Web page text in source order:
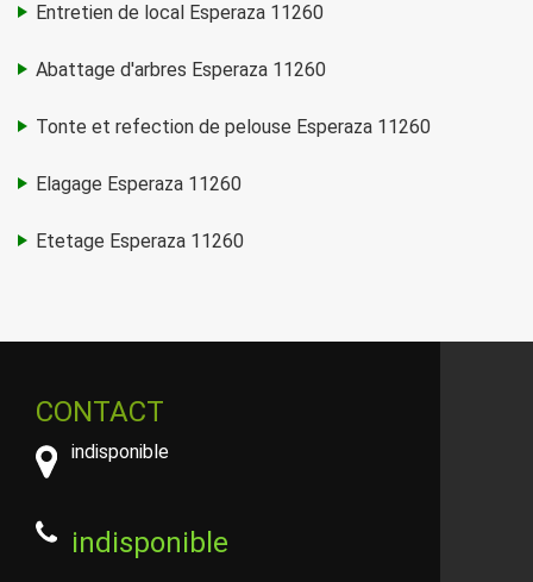
Entretien de local Esperaza 11260
Abattage d'arbres Esperaza 11260
Tonte et refection de pelouse Esperaza 11260
Elagage Esperaza 11260
Etetage Esperaza 11260
CONTACT
indisponible
indisponible